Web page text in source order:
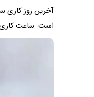
است. ساعت کاری